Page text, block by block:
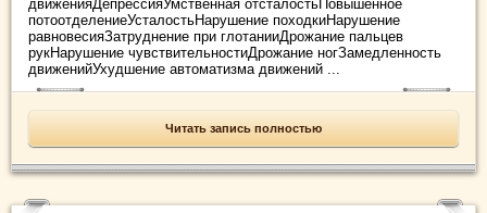
движенияДепрессияУмственная отсталостьПовышенное
потоотделениеУсталостьНарушение походкиНарушение
равновесияЗатруднение при глотанииДрожание пальцев
рукНарушение чувствительностиДрожание ногЗамедленность
движенийУхудшение автоматизма движений ...
Читать запись полностью